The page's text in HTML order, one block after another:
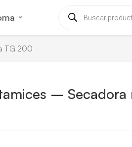
TG 200
– Secadora